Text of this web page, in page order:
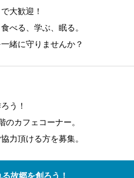
大歓迎！
べる、学ぶ、眠る。
緒に守りませんか？
う！
のカフェコーナー。
力頂ける方を募集。
故郷を創ろう！